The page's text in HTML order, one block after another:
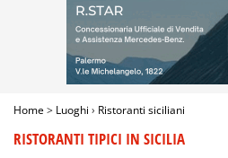
Home> Luoghi › Ristoranti siciliani
RISTORANTI TIPICI IN SICILIA